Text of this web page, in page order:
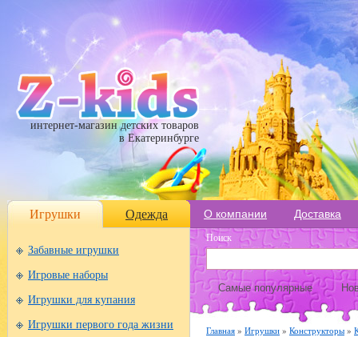
интернет-магазин детских товаров
в Екатеринбурге
Игрушки Одежда О компании Доставка
Забавные игрушки
Игровые наборы
Игрушки для купания
Игрушки первого года жизни
Поиск
Самые популярные
Главная » Игрушки » Конструкторы »